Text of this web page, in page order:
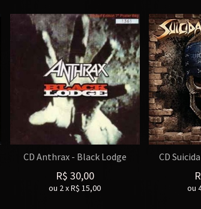
CD Anthrax - Black Lodge
R$ 30,00
ou 2xR$ 15,00
CD
ou